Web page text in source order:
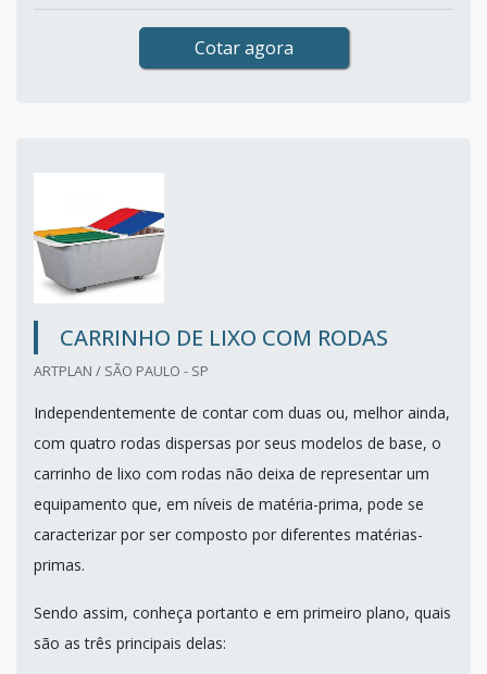
Cotar agora
CARRINHO DE LIXO COM RODAS
ARTPLAN / SÃO PAULO - SP
Independentemente de contar com duas ou, melhor ainda,
com quatro rodas dispersas por seus modelos de base, o
carrinho de lixo com rodas não deixa de representar um
equipamento que, em níveis de matéria-prima, pode se
caracterizar por ser composto por diferentes matérias-
primas.
Sendo assim, conheça portanto e em primeiro plano, quais
são as três principais delas: